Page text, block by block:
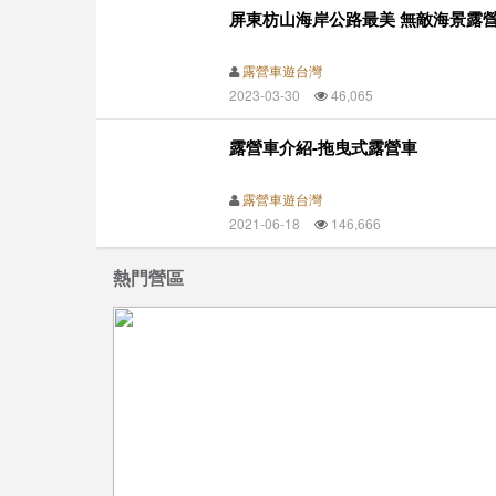
屏東枋山海岸公路最美 無敵海景露
露營車遊台灣
2023-03-30
46,065
露營車介紹-拖曳式露營車
露營車遊台灣
2021-06-18
146,666
熱門營區